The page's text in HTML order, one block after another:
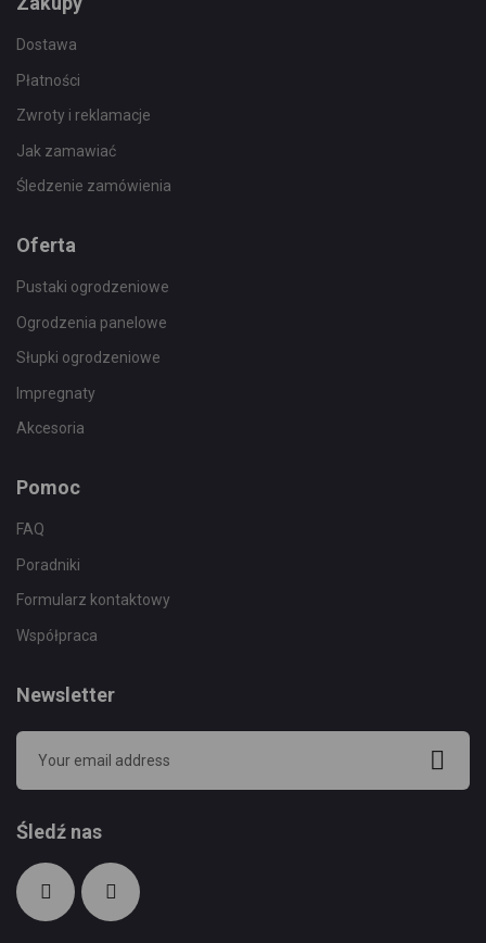
Dostawa
Płatności
Zwroty i reklamacje
Jak zamawiać
Śledzenie zamówienia
Oferta
Pustaki ogrodzeniowe
Ogrodzenia panelowe
Słupki ogrodzeniowe
Impregnaty
Akcesoria
Pomoc
FAQ
Poradniki
Formularz kontaktowy
Współpraca
Newsletter
Śledź nas